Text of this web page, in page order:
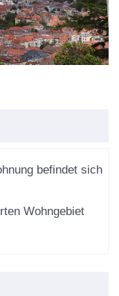
befindet sich
Wohngebiet